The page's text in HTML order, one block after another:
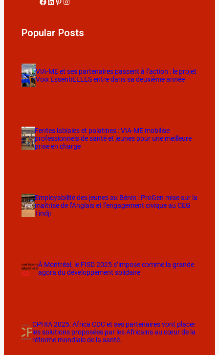
Popular Posts
VIA-ME et ses partenaires passent à l’action : le projet
Voix EssentiELLES entre dans sa deuxième année
Fentes labiales et palatines : VIA-ME mobilise
professionnels de santé et jeunes pour une meilleure
prise en charge
Employabilité des jeunes au Bénin : ProGen mise sur la
maîtrise de l’Anglais et l’engagement civique au CEG
Tindji
À Montréal, le FISD 2025 s’impose comme la grande
agora du développement solidaire
CPHIA 2025: Africa CDC et ses partenaires vont placer
les solutions proposées par les Africains au cœur de la
réforme mondiale de la santé.